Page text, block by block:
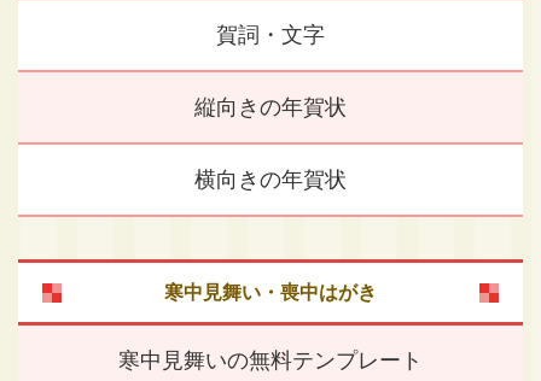
賀詞・文字
縦向きの年賀状
横向きの年賀状
寒中見舞い・喪中はがき
寒中見舞いの無料テンプレート